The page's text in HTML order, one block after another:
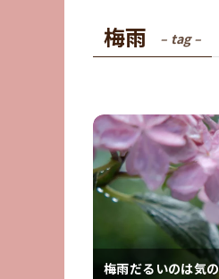
梅雨 – tag –
梅雨だるいのは気